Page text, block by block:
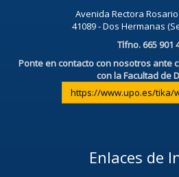
Avenida Rectora
41089 - Dos Hermanas
Tlfno. 665 901
Ponte en contacto con nosotros ante
con la Facultad de
https://www.upo.es/tika/
Enlaces de